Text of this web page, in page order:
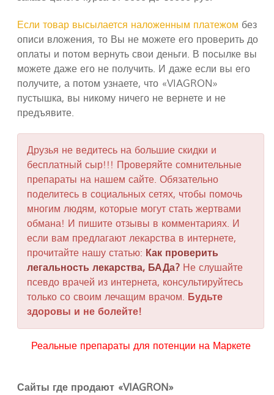
Если товар высылается наложенным платежом без
описи вложения, то Вы не можете его проверить до
оплаты и потом вернуть свои деньги. В посылке вы
можете даже его не получить. И даже если вы его
получите, а потом узнаете, что «VIAGRON»
пустышка, вы никому ничего не вернете и не
предъявите.
Друзья не ведитесь на большие скидки и
бесплатный сыр!!! Проверяйте сомнительные
препараты на нашем сайте. Обязательно
поделитесь в социальных сетях, чтобы помочь
многим людям, которые могут стать жертвами
обмана! И пишите отзывы в комментариях. И
если вам предлагают лекарства в интернете,
прочитайте нашу статью: Как проверить
легальность лекарства, БАДа? Не слушайте
псевдо врачей из интернета, консультируйтесь
только со своим лечащим врачом. Будьте
здоровы и не болейте!
Реальные препараты для потенции на Маркете
Сайты где продают «VIAGRON»